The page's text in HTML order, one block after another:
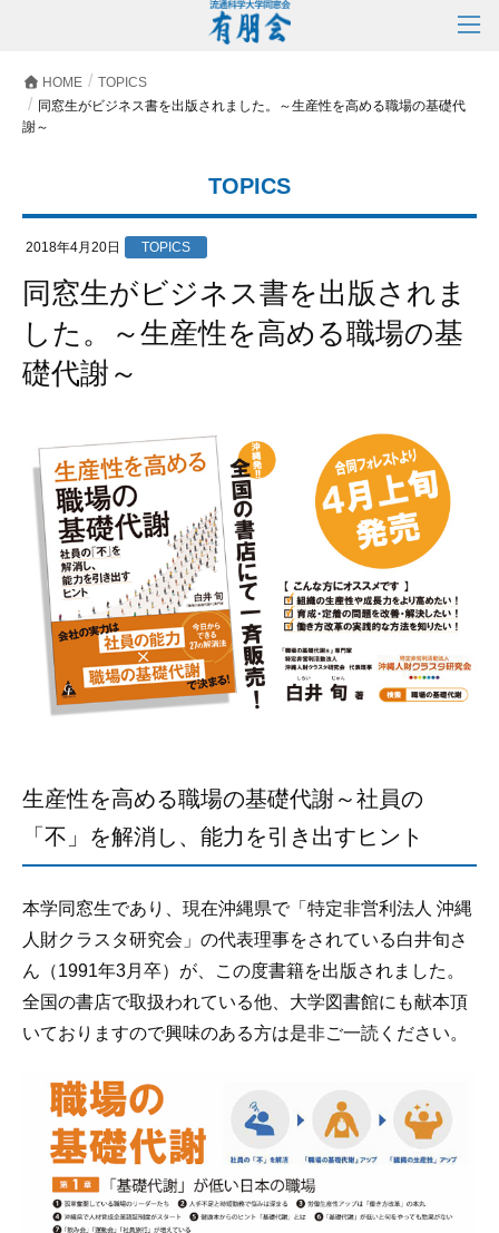
HOME
TOPICS
同窓生がビジネス書を出版されました。～生産性を高める職場の基礎代
謝～
TOPICS
2018年4月20日 TOPICS
同窓生がビジネス書を出版されま
した。～生産性を高める職場の基
礎代謝～
生産性を高める職場の基礎代謝～社員の
「不」を解消し、能力を引き出すヒント
本学同窓生であり、現在沖縄県で「特定非営利法人 沖縄
人財クラスタ研究会」の代表理事をされている白井旬さ
ん（1991年3月卒）が、この度書籍を出版されました。
全国の書店で取扱われている他、大学図書館にも献本頂
いておりますので興味のある方は是非ご一読ください。